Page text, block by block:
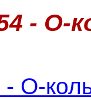
- О-
- О-